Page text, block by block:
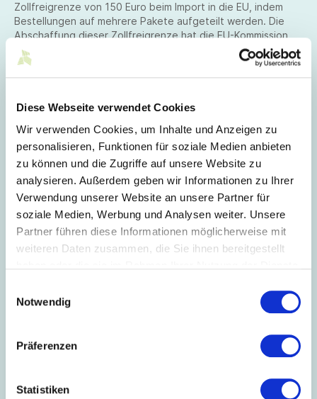
Diese Webseite verwendet Cookies
Wir verwenden Cookies, um Inhalte und Anzeigen zu
personalisieren, Funktionen für soziale Medien anbieten
zu können und die Zugriffe auf unsere Website zu
analysieren. Außerdem geben wir Informationen zu Ihrer
Verwendung unserer Website an unsere Partner für
soziale Medien, Werbung und Analysen weiter. Unsere
Partner führen diese Informationen möglicherweise mit
weiteren Daten zusammen, die Sie ihnen bereitgestellt
Notwendig
Präferenzen
Statistiken
Zollfreigrenze von 150 Euro beim Import in die EU, indem
Bestellungen auf mehrere Pakete aufgeteilt werden. Die
Abschaffung dieser Zollfreigrenze hat die EU-Kommission
erst für die geplante EU-Zollreform ab März 2028
vorgesehen. Sie plant zudem eine Pauschalgebühr von 2
Euro auf kleine Pakete – mit dieser „Handling Fee“ sollen
werden. Bodo Th. Bölzle schätzt dies allerdings noch zu
benötigen wir eine Gebühr, die wirklich weh tut, von
mindestens 30 Euro pro Paket, zusammen mit vielfältigen
weiteren Maßnahmen, die einen fairen Markt sichern.“
©Ministerium für Umwelt, Klima und Energiewirtschaft Baden-